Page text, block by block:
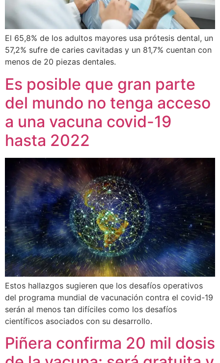
El 65,8% de los adultos mayores usa prótesis dental, un
57,2% sufre de caries cavitadas y un 81,7% cuentan con
menos de 20 piezas dentales.
Es posible que gran parte
del mundo no tenga acceso
a una vacuna covid-19
hasta 2022
Estos hallazgos sugieren que los desafíos operativos
del programa mundial de vacunación contra el covid-19
serán al menos tan difíciles como los desafíos
científicos asociados con su desarrollo.
Piñera confirma 20 mil dosis